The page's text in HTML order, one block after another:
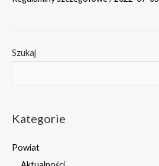
Szukaj
Kategorie
Powiat